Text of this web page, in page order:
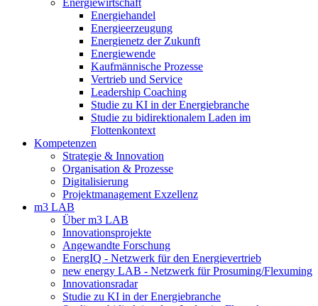
Energiewirtschaft
Energiehandel
Energieerzeugung
Energienetz der Zukunft
Energiewende
Kaufmännische Prozesse
Vertrieb und Service
Leadership Coaching
Studie zu KI in der Energiebranche
Studie zu bidirektionalem Laden im
Flottenkontext
Kompetenzen
Strategie & Innovation
Organisation & Prozesse
Digitalisierung
Projektmanagement Exzellenz
m3 LAB
Über m3 LAB
Innovationsprojekte
Angewandte Forschung
EnergIQ - Netzwerk für den Energievertrieb
new energy LAB - Netzwerk für Prosuming/Flexuming
Innovationsradar
Studie zu KI in der Energiebranche